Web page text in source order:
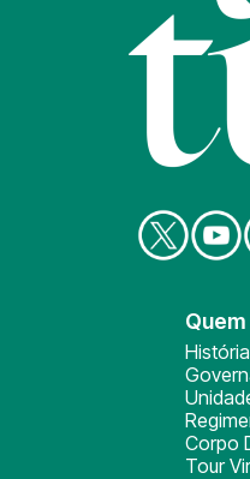
História
Corpo
Tour